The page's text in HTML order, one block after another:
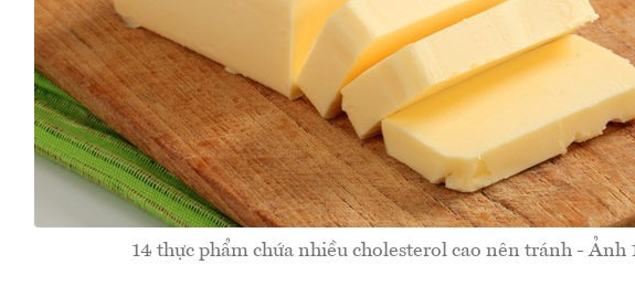
14 thực phẩm chứa nhiều cholesterol cao nên tránh - Ảnh